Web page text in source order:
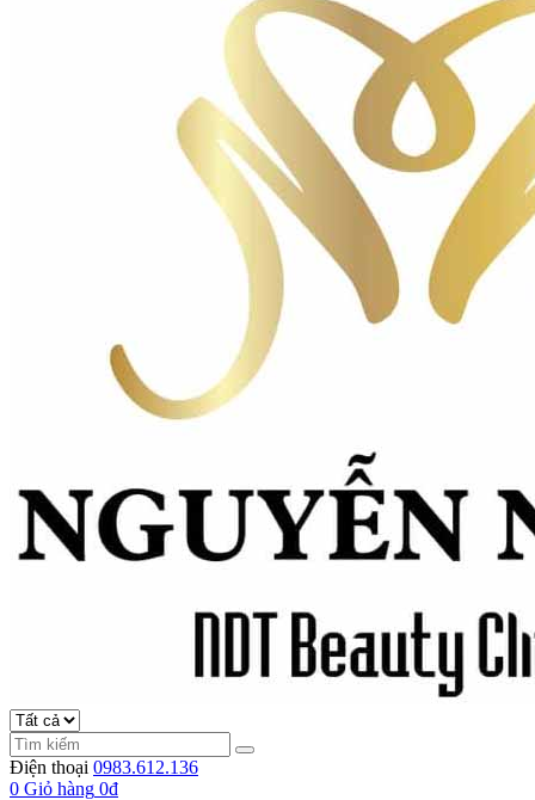
Điện thoại 0983.612.136
0 Giỏ hàng 0đ